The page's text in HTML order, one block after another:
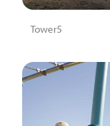
Tower5